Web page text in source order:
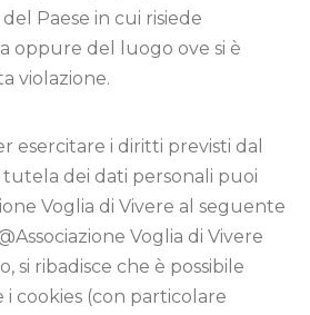
Paese in cui risiede
oppure del luogo ove si è
violazione.
esercitare i diritti previsti dal
tutela dei dati personali puoi
Voglia di Vivere al seguente
Voglia di Vivere
si ribadisce che è possibile
cookies (con particolare